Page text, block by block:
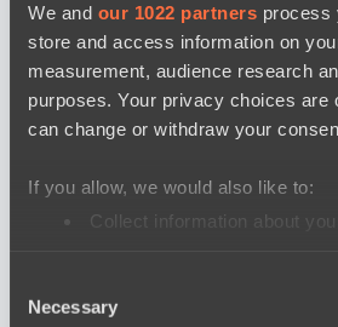
We and our 1022 partners process
store and access information on
measurement, audience research
purposes. Your privacy choices are
can change or withdraw your
If you allow, we would also like to:
Collect information about
Selection
Necessary
Dota 2 Space League 2026 Season
Silent killer
Night Vision
Mad Dogs League 2026 Season 48
Prime Legion
Project Achilles